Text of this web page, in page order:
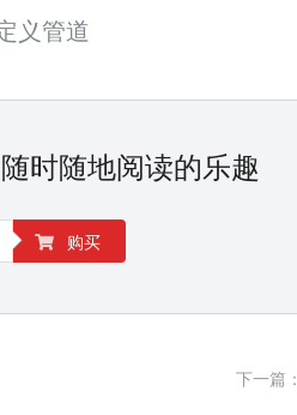
义管道
时随地阅读的乐趣
购买
下一篇：